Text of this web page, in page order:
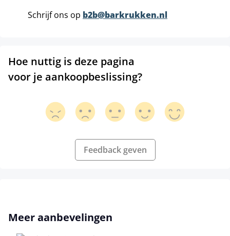
Schrijf ons op b2b@barkrukken.nl
Hoe nuttig is deze pagina
voor je aankoopbeslissing?
Feedback geven
Productgalerij overslaan
Meer aanbevelingen